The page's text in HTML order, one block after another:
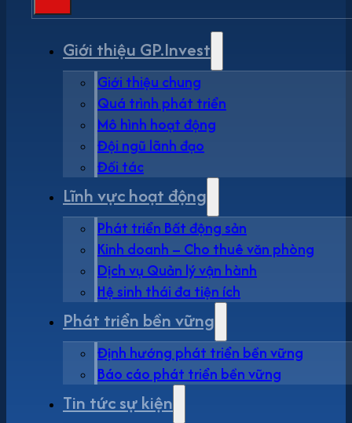
Giới thiệu GP.Invest
Giới thiệu chung
Quá trình phát triển
Mô hình hoạt động
Đội ngũ lãnh đạo
Đối tác
Lĩnh vực hoạt động
Phát triển Bất động sản
Kinh doanh – Cho thuê văn phòng
Dịch vụ Quản lý vận hành
Hệ sinh thái đa tiện ích
Phát triển bền vững
Định hướng phát triển bền vững
Báo cáo phát triển bền vững
Tin tức sự kiện